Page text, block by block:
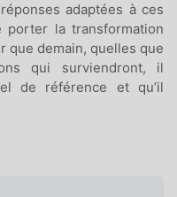
adaptées à ces
porter la transformation
que demain, quelles que
qui surviendront, il
de référence et qu’il